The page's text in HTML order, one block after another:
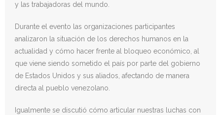
y las trabajadoras del mundo.
Durante el evento las organizaciones participantes
analizaron la situación de los derechos humanos en la
actualidad y cómo hacer frente al bloqueo económico, al
que viene siendo sometido el país por parte del gobierno
de Estados Unidos y sus aliados, afectando de manera
directa al pueblo venezolano.
Igualmente se discutió cómo articular nuestras luchas con